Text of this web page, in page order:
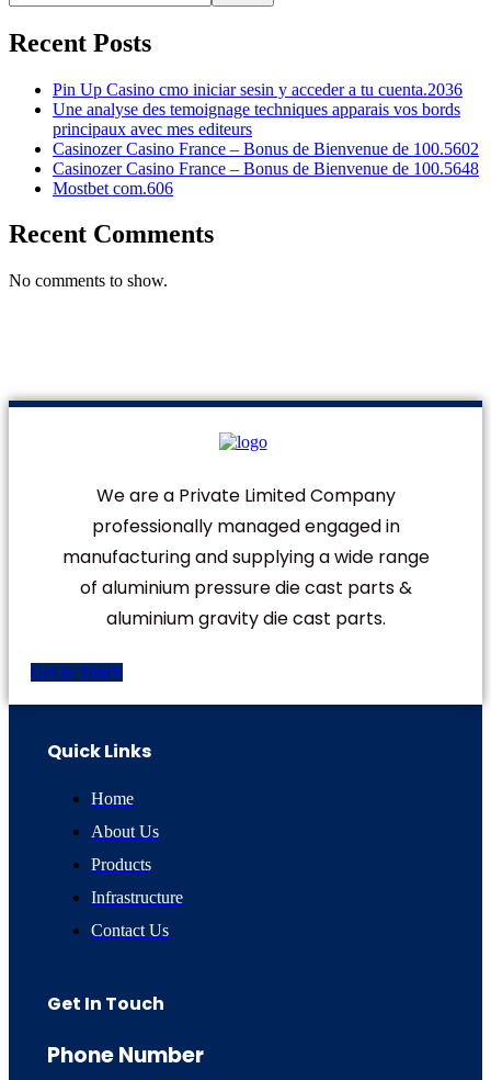
Recent Posts
Pin Up Casino cmo iniciar sesin y acceder a tu cuenta.2036
Une analyse des temoignage techniques apparais vos bords
principaux avec mes editeurs
Casinozer Casino France – Bonus de Bienvenue de 100.5602
Casinozer Casino France – Bonus de Bienvenue de 100.5648
Mostbet com.606
Recent Comments
No comments to show.
We are a Private Limited Company
professionally managed engaged in
manufacturing and supplying a wide range
of aluminium pressure die cast parts &
aluminium gravity die cast parts.
Get In Touch
Quick Links
Home
About Us
Products
Infrastructure
Contact Us
Get In Touch
Phone Number